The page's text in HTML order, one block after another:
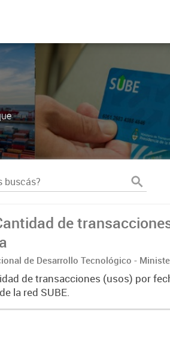
de
de Desarrollo Tecnológico -
de transacciones (usos) por
la red SUBE.